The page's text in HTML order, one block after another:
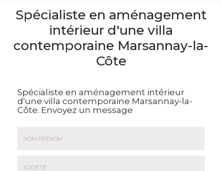
Spécialiste en aménagement
intérieur d'une villa
contemporaine Marsannay-la-
Côte
Spécialiste en aménagement intérieur
d'une villa contemporaine Marsannay-la-
Côte. Envoyez un message